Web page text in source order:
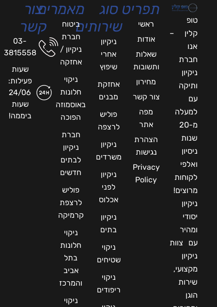
טופ
קלין –
אנו
חברת
ניקיון
ותיקה
עם
למעלה
מ-20
שנות
ניסיון
ואלפי
לקוחות
מרוצים!
ניקיון
יסודי
ומהיר
עם צוות
ניקיון
מקצועי,
שירות
הוגן
תפריט
ראשי
אודות
שאלות
ותשובות
מחירון
צור קשר
מפה
אתר
הצהרת
נגישות
Privacy
Policy
סוג
שירותים
ניקיון
אחרי
שיפוץ
אחזקת
מבנים
פוליש
לרצפה
ניקיון
משרדים
ניקיון
לפני
אכלוס
ניקיון
בתים
ניקוי
שטיחים
ניקוי
ריפודים
מאמרים
ביטוח
חברת
ניקיון /
אחזקה
ניקוי
חלונות
באוסמוזה
הפוכה
חברת
ניקיון
לבתים
חדשים
פוליש
לרצפת
קרמיקה
ניקוי
חלונות
בתל
אביב
והמרכז
ניקוי
צור
קשר
03-
3815558
שעות
פעילות:
24/06
שעות
ביממה!